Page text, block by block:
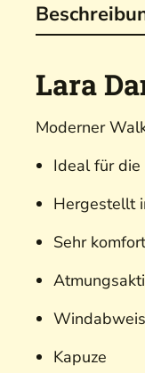
Lara
Moderner
Ideal für
Hergestellt
Sehr
Kapuze